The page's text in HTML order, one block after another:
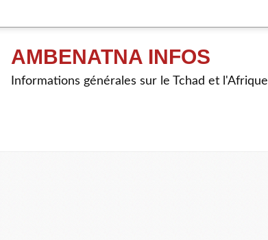
AMBENATNA INFOS
Informations générales sur le Tchad et